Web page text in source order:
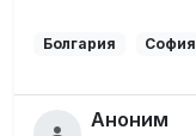
Болгария София
Аноним